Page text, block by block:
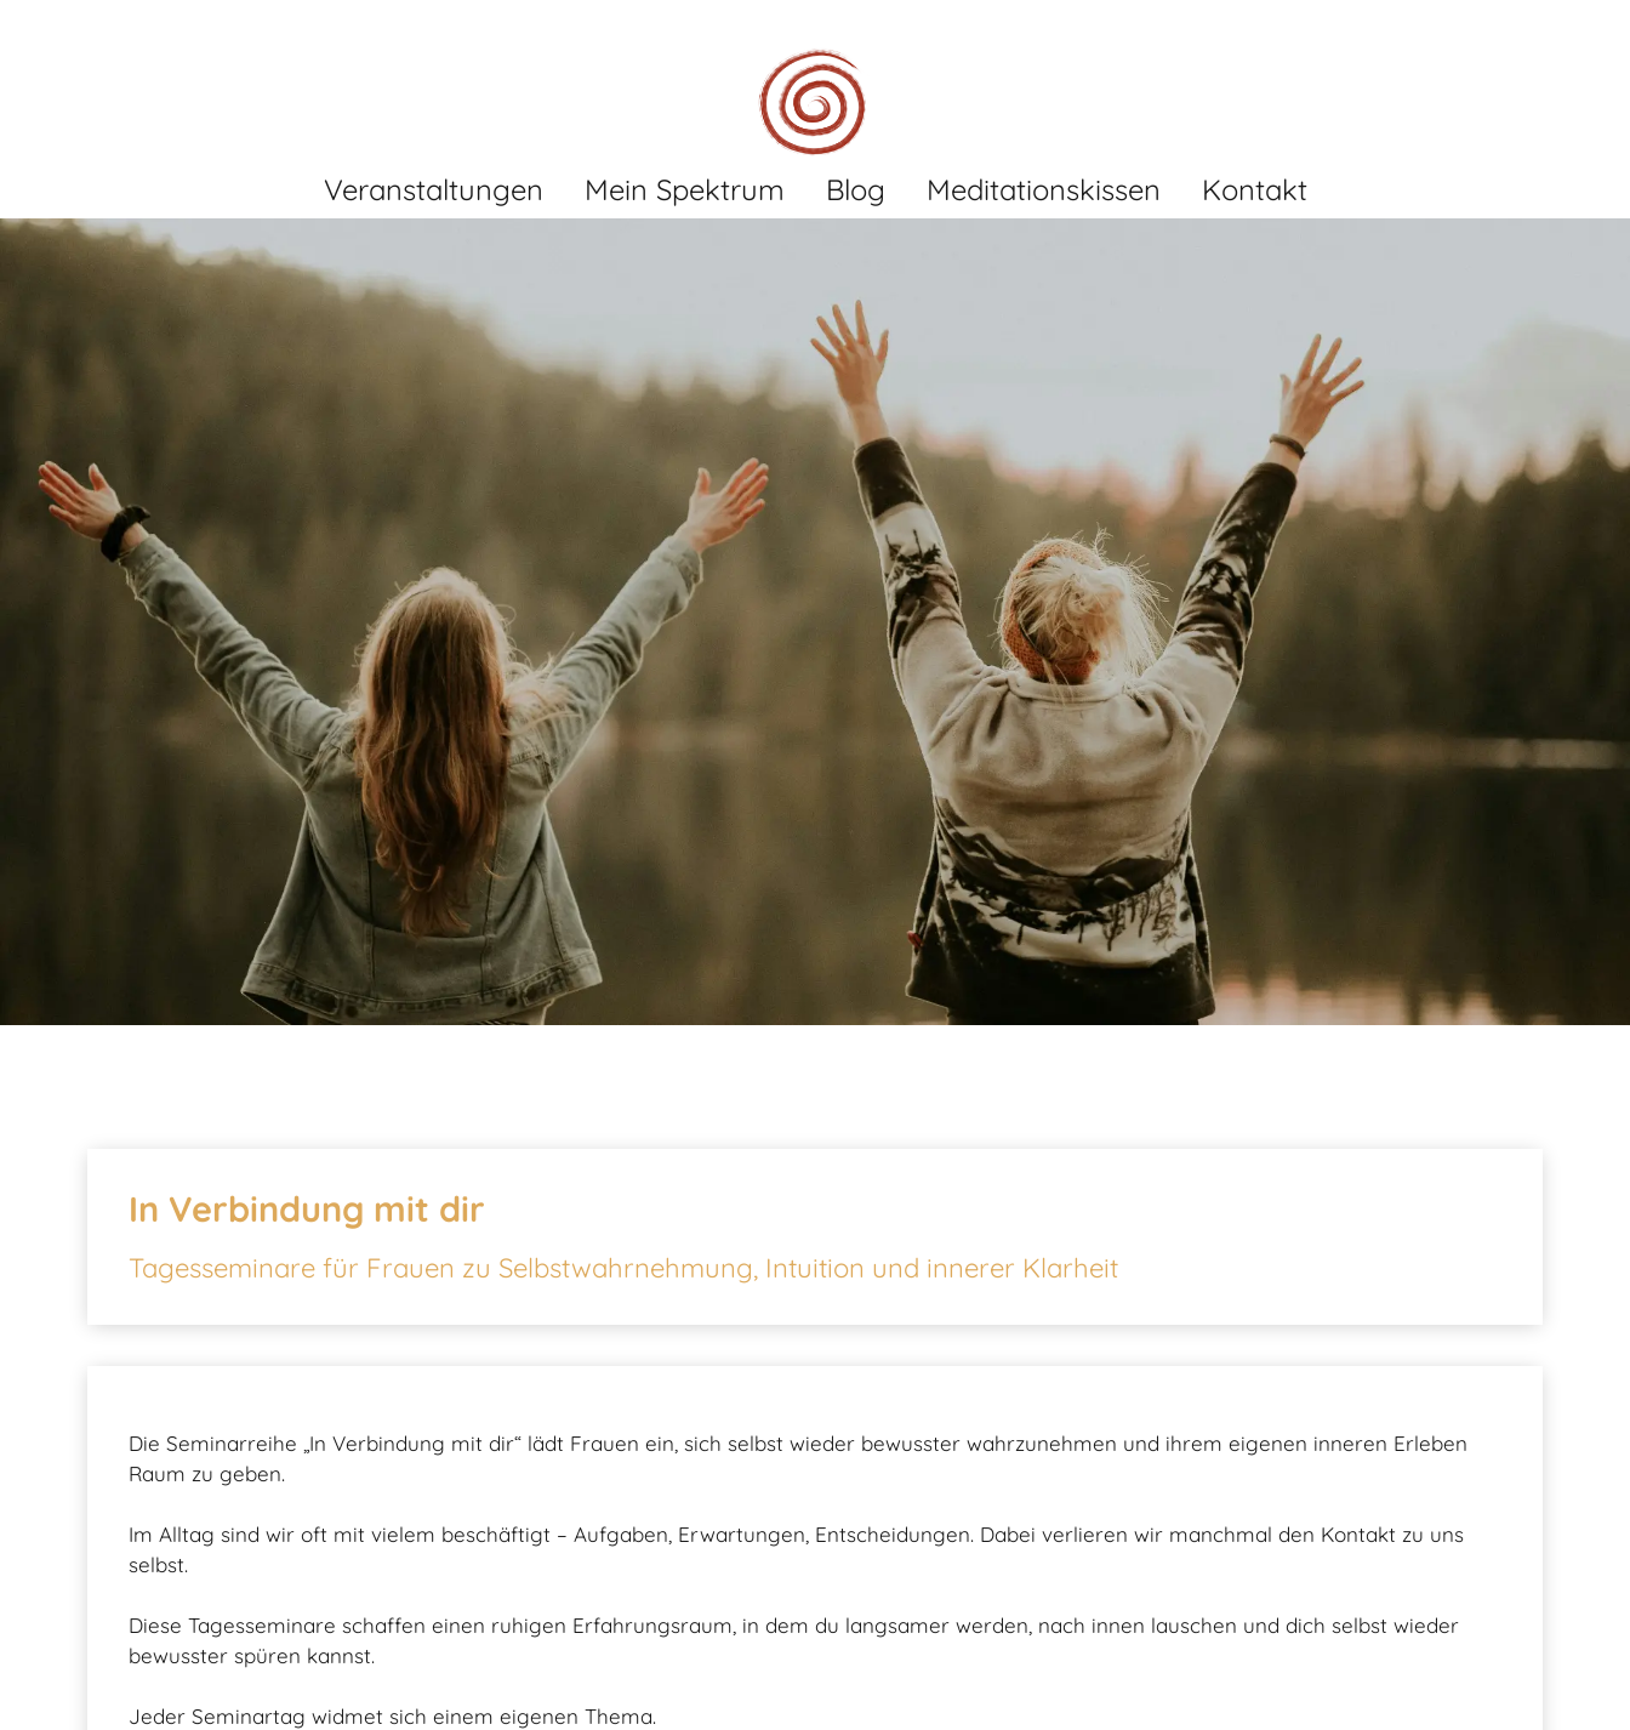
Veranstaltungen Mein Spektrum Blog Meditationskissen Kontakt
In Verbindung mit dir
Tagesseminare für Frauen zu Selbstwahrnehmung, Intuition und innerer Klarheit
Die Seminarreihe „In Verbindung mit dir“ lädt Frauen ein, sich selbst wieder bewusster wahrzunehmen und ihrem eigenen inneren Erleben
Raum zu geben.
Im Alltag sind wir oft mit vielem beschäftigt – Aufgaben, Erwartungen, Entscheidungen. Dabei verlieren wir manchmal den Kontakt zu uns
selbst.
Diese Tagesseminare schaffen einen ruhigen Erfahrungsraum, in dem du langsamer werden, nach innen lauschen und dich selbst wieder
bewusster spüren kannst.
Jeder Seminartag widmet sich einem eigenen Thema.